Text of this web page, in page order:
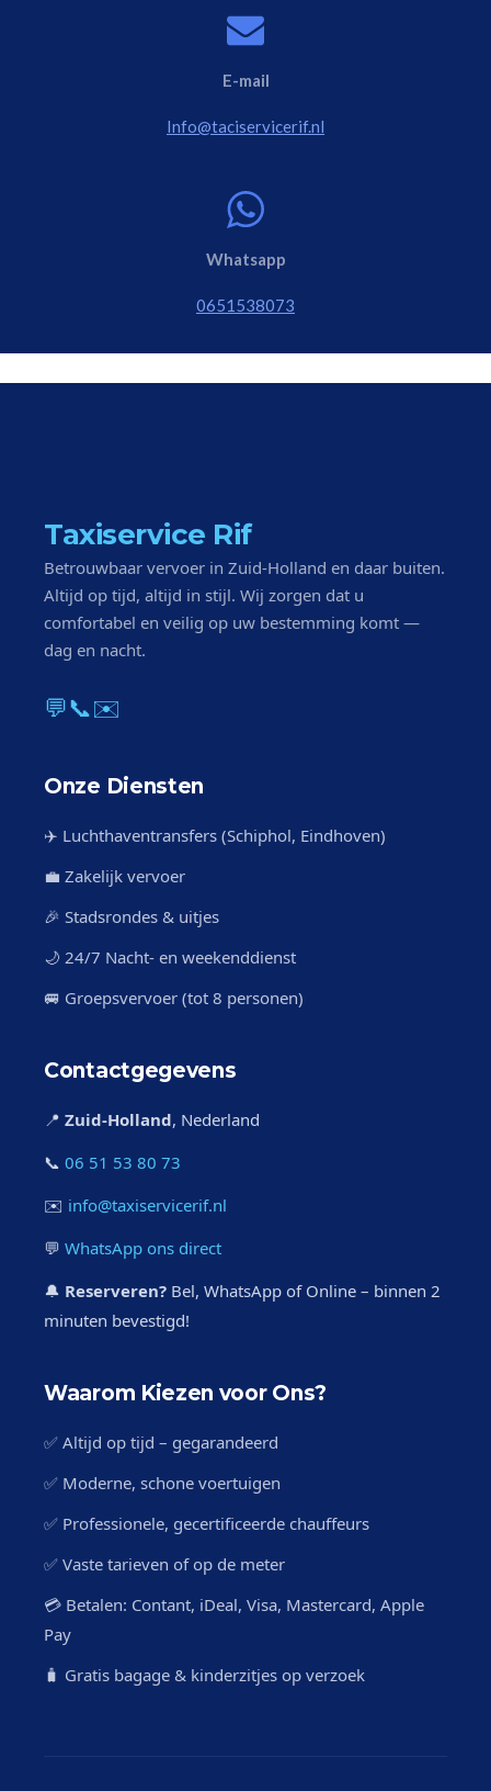
E-mail
Info@taciservicerif.nl
Whatsapp
0651538073
Taxiservice Rif
Betrouwbaar vervoer in Zuid-Holland en daar buiten.
Altijd op tijd, altijd in stijl. Wij zorgen dat u
comfortabel en veilig op uw bestemming komt —
dag en nacht.
💬📞✉️
Onze Diensten
✈️ Luchthaventransfers (Schiphol, Eindhoven)
💼 Zakelijk vervoer
🎉 Stadsrondes & uitjes
🌙 24/7 Nacht- en weekenddienst
🚐 Groepsvervoer (tot 8 personen)
Contactgegevens
📍 Zuid-Holland, Nederland
📞 06 51 53 80 73
✉️ info@taxiservicerif.nl
💬 WhatsApp ons direct
🔔 Reserveren? Bel, WhatsApp of Online – binnen 2
minuten bevestigd!
Waarom Kiezen voor Ons?
✅ Altijd op tijd – gegarandeerd
✅ Moderne, schone voertuigen
✅ Professionele, gecertificeerde chauffeurs
✅ Vaste tarieven of op de meter
💳 Betalen: Contant, iDeal, Visa, Mastercard, Apple
Pay
🧳 Gratis bagage & kinderzitjes op verzoek